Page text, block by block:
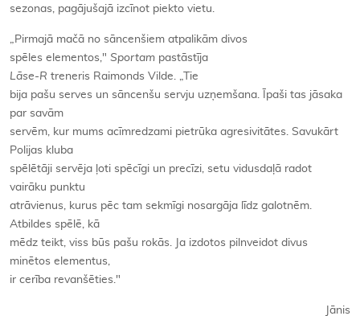
sezonas, pagājušajā izcīnot piekto vietu.
„Pirmajā mačā no sāncenšiem atpalikām divos
spēles elementos," Sportam pastāstīja
Lāse-R treneris Raimonds Vilde. „Tie
bija pašu serves un sāncenšu servju uzņemšana. Īpaši tas jāsaka
par savām
servēm, kur mums acīmredzami pietrūka agresivitātes. Savukārt
Polijas kluba
spēlētāji servēja ļoti spēcīgi un precīzi, setu vidusdaļā radot
vairāku punktu
atrāvienus, kurus pēc tam sekmīgi nosargāja līdz galotnēm.
Atbildes spēlē, kā
mēdz teikt, viss būs pašu rokās. Ja izdotos pilnveidot divus
minētos elementus,
ir cerība revanšēties."
Jānis